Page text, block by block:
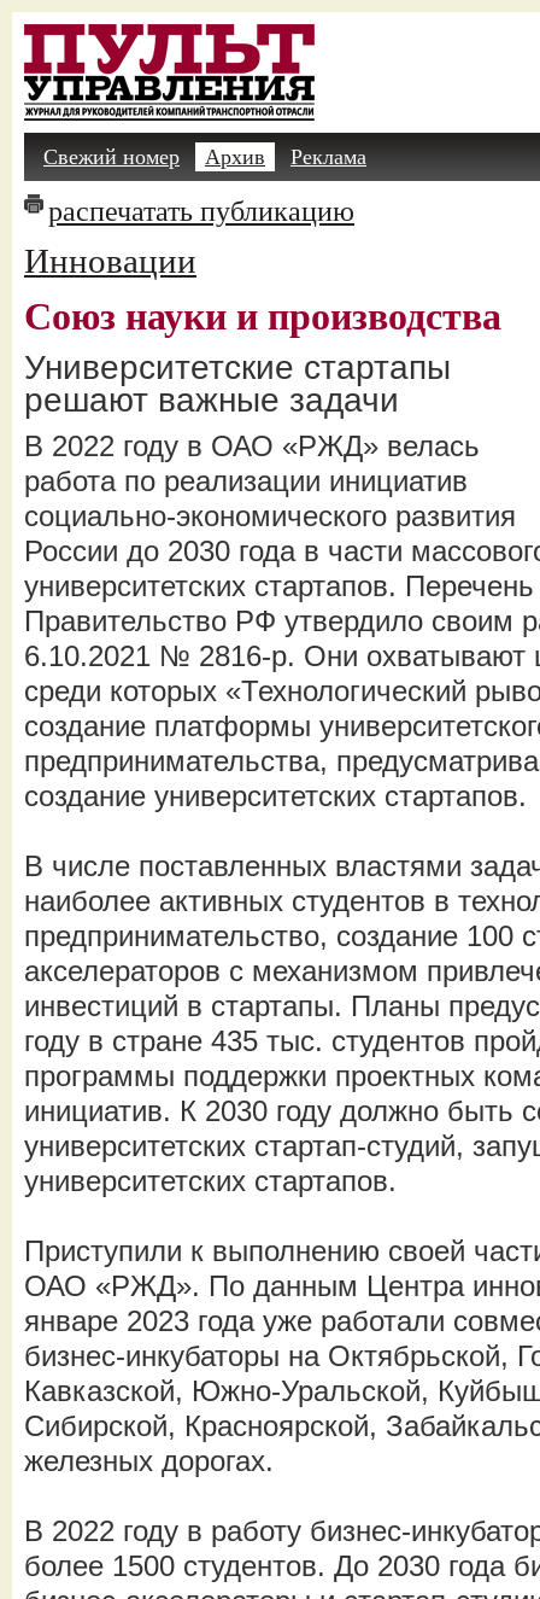
Свежий номер Архив Реклама
распечатать публикацию
Инновации
Союз науки и производства
Университетские стартапы
решают важные задачи
В 2022 году в ОАО «РЖД» велась
работа по реализации инициатив
социально-экономического развития
России до 2030 года в части
университетских стартапов.
Правительство РФ утвердило своим
6.10.2021 № 2816-р. Они охватывают
среди которых «Технологический
создание платформы
предпринимательства,
создание университетских стартапов.
В числе поставленных властями
наиболее активных студентов в
предпринимательство, создание 100
акселераторов с механизмом
инвестиций в стартапы. Планы
году в стране 435 тыс. студентов
программы поддержки проектных
инициатив. К 2030 году должно быть
университетских стартап-студий,
университетских стартапов.
Приступили к выполнению своей
ОАО «РЖД». По данным Центра
январе 2023 года уже работали
бизнес-инкубаторы на Октябрьской,
Кавказской, Южно-Уральской,
Сибирской, Красноярской,
железных дорогах.
В 2022 году в работу бизнес-
более 1500 студентов. До 2030 года